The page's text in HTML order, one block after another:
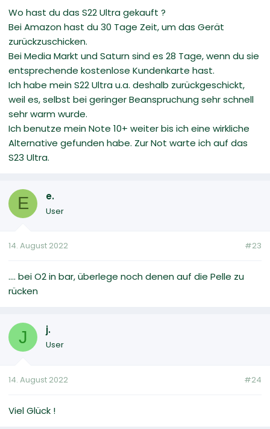
Wo hast du das S22 Ultra gekauft ?
Bei Amazon hast du 30 Tage Zeit, um das Gerät
zurückzuschicken.
Bei Media Markt und Saturn sind es 28 Tage, wenn du sie
entsprechende kostenlose Kundenkarte hast.
Ich habe mein S22 Ultra u.a. deshalb zurückgeschickt,
weil es, selbst bei geringer Beanspruchung sehr schnell
sehr warm wurde.
Ich benutze mein Note 10+ weiter bis ich eine wirkliche
Alternative gefunden habe. Zur Not warte ich auf das
S23 Ultra.
E e.
User
14. August 2022 #23
.... bei O2 in bar, überlege noch denen auf die Pelle zu
rücken
J j.
User
14. August 2022 #24
Viel Glück !